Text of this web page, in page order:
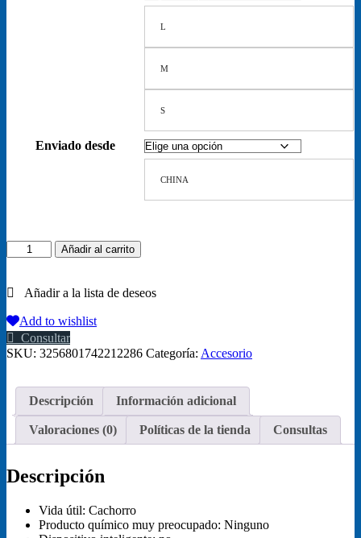
L
M
S
Enviado desde
CHINA
Bozal
de
para
máscara
de
bozal
para
de
compañía,
dejar
ladrar,
bozales
Añadir al carrito
Add to wishlist
Consultar
SKU: 3256801742212286 Categoría: Accesorio
Descripción Información adicional
Valoraciones (0) Políticas de la tienda Consultas
Descripción
Vida útil: Cachorro
Producto químico muy preocupado: Ninguno